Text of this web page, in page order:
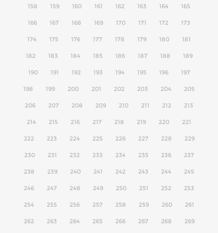
158 159 160 161 162 163 164 165
166 167 168 169 170 171 172 173
174 175 176 177 178 179 180 181
182 183 184 185 186 187 188 189
190 191 192 193 194 195 196 197
198 199 200 201 202 203 204 205
206 207 208 209 210 211 212 213
214 215 216 217 218 219 220 221
222 223 224 225 226 227 228 229
230 231 232 233 234 235 236 237
238 239 240 241 242 243 244 245
246 247 248 249 250 251 252 253
254 255 256 257 258 259 260 261
262 263 264 265 266 267 268 269